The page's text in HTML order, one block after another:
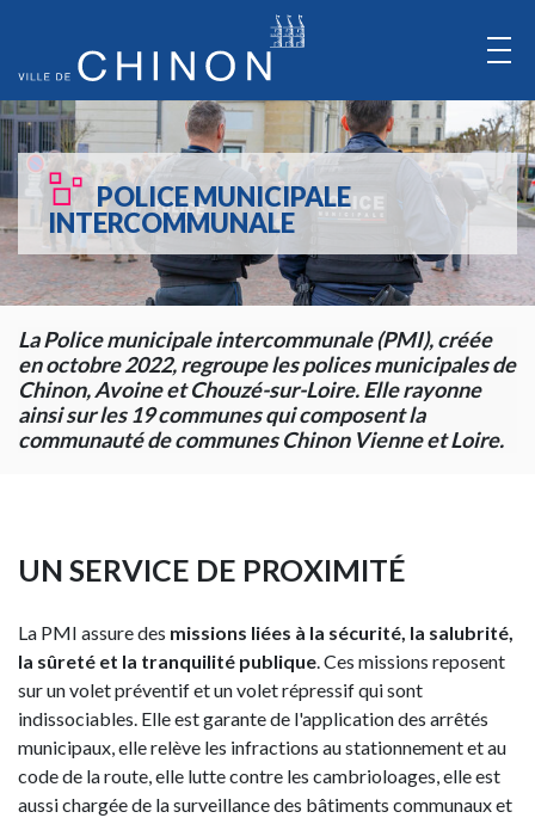
Aller
au
ContenuAller
Menu
POLICE MUNICIPALE
INTERCOMMUNALE
La Police municipale intercommunale (PMI), créée
en octobre 2022, regroupe les polices municipales de
Chinon, Avoine et Chouzé-sur-Loire. Elle rayonne
ainsi sur les 19 communes qui composent la
communauté de communes Chinon Vienne et Loire.
UN SERVICE DE PROXIMITÉ
La PMI assure des missions liées à la sécurité, la salubrité,
la sûreté et la tranquilité publique. Ces missions reposent
sur un volet préventif et un volet répressif qui sont
indissociables. Elle est garante de l'application des arrêtés
municipaux, elle relève les infractions au stationnement et au
code de la route, elle lutte contre les cambrioloages, elle est
aussi chargée de la surveillance des bâtiments communaux et